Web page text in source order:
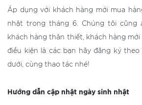
Áp dụng với khách hàng mới mua
nhật trong tháng 6. Chúng tôi cũng
khách hàng thân thiết, khách hàng
điều kiện là các bạn hãy đăng ký
dưới, cùng thao tác nhé!
Hướng dẫn cập nhật ngày sinh nhật